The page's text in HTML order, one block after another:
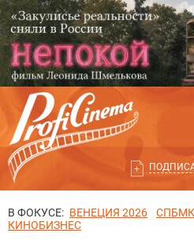
В ФОКУСЕ: ВЕНЕЦИЯ 2026
КИНОБИЗНЕС